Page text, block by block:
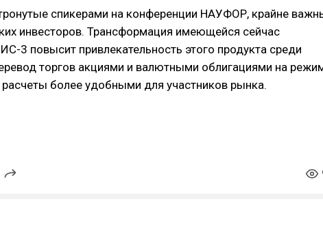
спикерами на конференции НАУФОР, крайне
инвесторов. Трансформация имеющейся сейчас
3 повысит привлекательность этого продукта среди
торгов акциями и валютными облигациями на
более удобными для участников рынка.